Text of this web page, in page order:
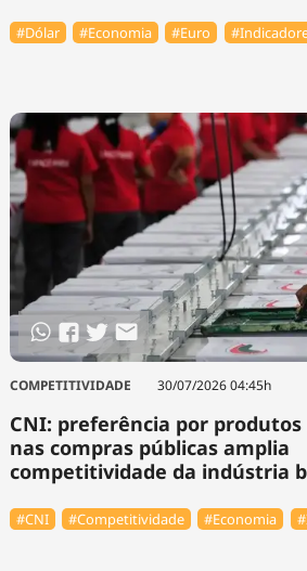
#Dólar #Economia #Euro
COMPETITIVIDADE 30/07/2026 04:45h
CNI: preferência por produtos
nas compras públicas amplia
competitividade da indústria
#CNI #Competitividade #Economia